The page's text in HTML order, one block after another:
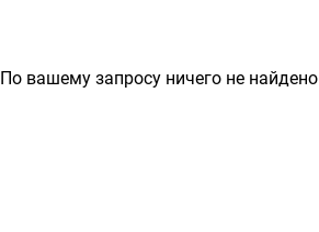
По вашему запросу ничего не найдено